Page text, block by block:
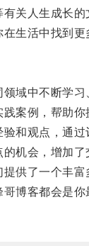
人生成长的
生活中找到更
域中不断学习
案例，帮助你
观点，通过
机会，增加了
了一个丰富
博客都会是你